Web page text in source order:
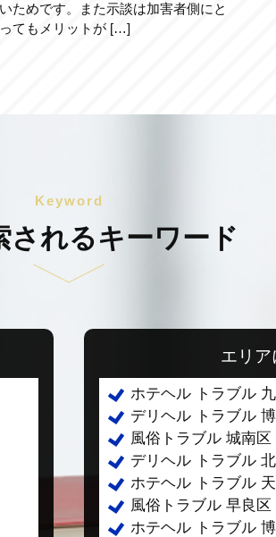
いためです。また示談は加害者側にと
ってもメリットが […]
Keyword
されるキーワード
エリア
ホテヘル トラブル
デリヘル トラブル
風俗トラブル 城南区
デリヘル トラブル
ホテヘル トラブル
風俗トラブル 早良区
ホテヘル トラブル